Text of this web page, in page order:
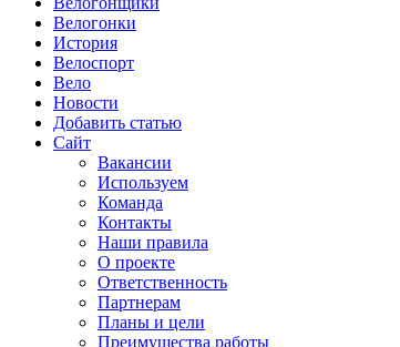
Велогонки
История
Велоспорт
Вело
Новости
Добавить статью
Сайт
Вакансии
Используем
Команда
Контакты
Наши правила
О проекте
Ответственность
Партнерам
Планы и цели
Преимущества работы